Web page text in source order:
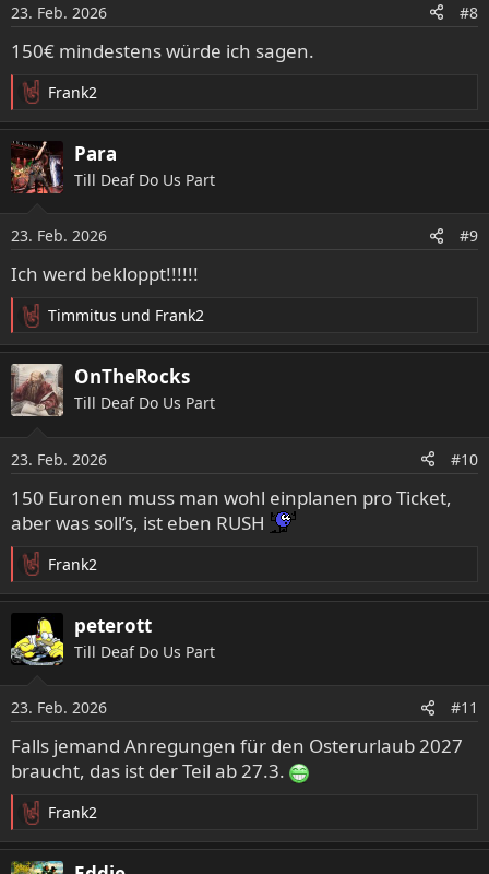
n
e
n
23. Feb. 2026 #8
150€ mindestens würde ich sagen.
R
e
a
k
t
n
e
n
Frank2
Para
Till Deaf Do Us Part
23. Feb. 2026 #9
Ich werd bekloppt!!!!!!
R
e
a
k
t
n
e
n
:
Timmitus und Frank2
OnTheRocks
Till Deaf Do Us Part
23. Feb. 2026 #10
150 Euronen muss man wohl einplanen pro Ticket,
aber was soll’s, ist eben RUSH
R
e
a
k
t
n
e
n
:
Frank2
peterott
Till Deaf Do Us Part
23. Feb. 2026 #11
Falls jemand Anregungen für den Osterurlaub 2027
braucht, das ist der Teil ab 27.3.
R
e
a
Frank2